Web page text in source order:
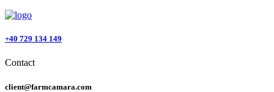
+40 729 134 149
Contact
client@farmcamara.com